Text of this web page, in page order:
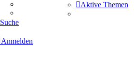
Schiffe versenken
Aktive Themen
Suche
Anmelden